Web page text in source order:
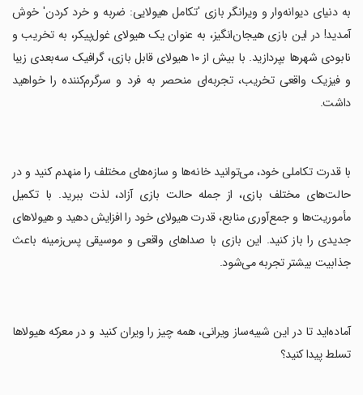
به دنیای دیوانه‌وار و ویرانگر بازی 'تکامل هیولایی: ضربه و خرد کردن' خوش
آمدید! در این بازی هیجان‌انگیز، به عنوان یک هیولای غول‌پیکر، به تخریب و
نابودی شهرها بپردازید. با بیش از ۱۰ هیولای قابل بازی، گرافیک سه‌بعدی زیبا
و فیزیک واقعی تخریب، تجربه‌ای منحصر به فرد و سرگرم‌کننده را خواهید
داشت.
‏با قدرت تکاملی خود، می‌توانید خانه‌ها و سازه‌های مختلف را منهدم کنید و در
حالت‌های مختلف بازی، از جمله حالت بازی آزاد، لذت ببرید. با تکمیل
مأموریت‌ها و جمع‌آوری منابع، قدرت هیولای خود را افزایش دهید و هیولاهای
جدیدی را باز کنید. این بازی با صداهای واقعی و موسیقی پس‌زمینه باعث
جذابیت بیشتر تجربه می‌شود.
‏آماده‌اید تا در این شبیه‌ساز ویرانی، همه چیز را ویران کنید و در معرکه هیولاها
تسلط پیدا کنید؟